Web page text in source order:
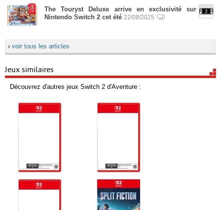
The Touryst Deluxe arrive en exclusivité sur
Nintendo Switch 2 cet été 22/08/2025
› voir tous les articles
Jeux similaires
Découvrez d'autres jeux Switch 2 d'Aventure :